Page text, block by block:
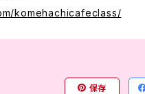
komehachicafeclass/
保存